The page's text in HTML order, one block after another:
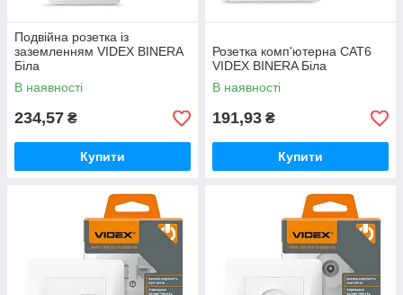
Подвійна розетка із
заземленням VIDEX BINERA
Біла
В наявності
234,57 ₴
Купити
Розетка комп'ютерна CAT6
VIDEX BINERA Біла
В наявності
191,93 ₴
Купити